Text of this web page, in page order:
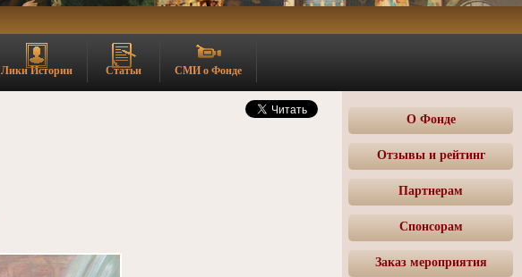
Лики Истории Статьи СМИ о Фонде
О Фонде
Отзывы и рейтинг
Партнерам
Спонсорам
Заказ мероприятия